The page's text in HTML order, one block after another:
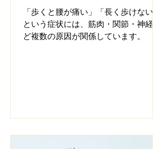
「歩くと腰が痛い」「長く歩けない」
という症状には、筋肉・関節・神経な
ど複数の原因が関係しています。